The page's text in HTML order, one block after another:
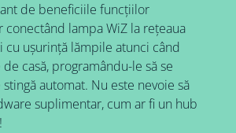
de beneficiile funcțiilor
conectând lampa WiZ la rețeaua
cu ușurință lămpile atunci când
casă, programându-le să se
automat. Nu este nevoie să
suplimentar, cum ar fi un hub